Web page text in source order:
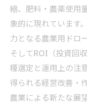
縮、肥料・農薬使用
象的に現れています
力となる農業用ドロ
そしてROI（投資回
種選定と運用上の注
得られる経営改善・
農業による新たな展